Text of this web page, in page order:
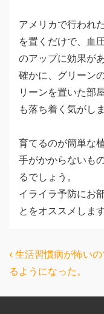
アメリカで行われ
を置くだけで、血
のアップに効果が
確かに、グリーン
リーンを置いた部
も落ち着く気がし
育てるのが簡単な
手がかからないも
るでしょう。
イライラ予防にお
とをオススメします
投
稿
ナ
前
の
‹ 生活習慣病が怖い
るようになった。